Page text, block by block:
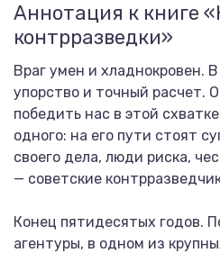
Аннотация к книге
контрразведки»
Враг умен и хладнокровен.
упорство и точный расчет.
победить нас в этой
одного: на его пути стоят
своего дела, люди риска,
— советские
Конец пятидесятых годов.
агентуры, в одном из